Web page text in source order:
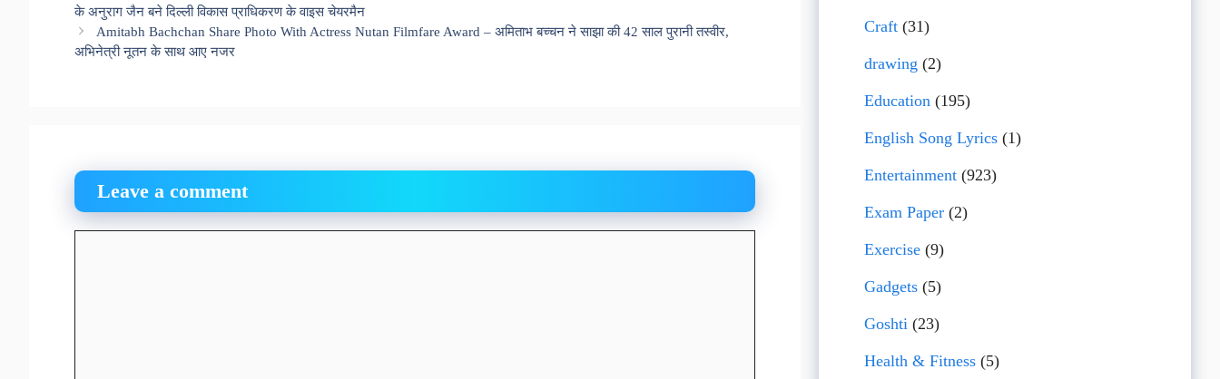
के अनुराग जैन बने दिल्ली विकास प्राधिकरण के वाइस चेयरमैन
Amitabh Bachchan Share Photo With Actress Nutan Filmfare Award – अमिताभ बच्चन ने साझा की 42 साल पुरानी तस्वीर,
अभिनेत्री नूतन के साथ आए नजर
Leave a comment
Craft (31)
drawing (2)
Education (195)
English Song Lyrics (1)
Entertainment (923)
Exam Paper (2)
Exercise (9)
Gadgets (5)
Goshti (23)
Health & Fitness (5)